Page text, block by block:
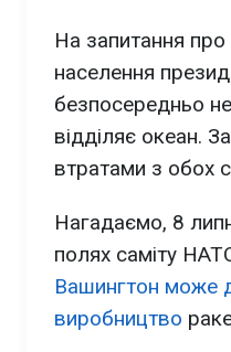
На запитання про
населення
безпосередньо не
відділяє океан.
втратами з обох
Нагадаємо, 8
полях саміту
Вашингтон може
виробництво